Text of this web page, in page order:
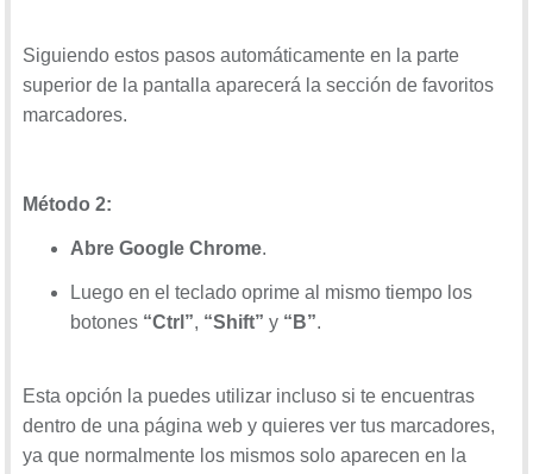
Siguiendo estos pasos automáticamente en la parte
superior de la pantalla aparecerá la sección de favoritos
marcadores.
Método 2:
Abre Google Chrome.
Luego en el teclado oprime al mismo tiempo los
botones “Ctrl”, “Shift” y “B”.
Esta opción la puedes utilizar incluso si te encuentras
dentro de una página web y quieres ver tus marcadores,
ya que normalmente los mismos solo aparecen en la